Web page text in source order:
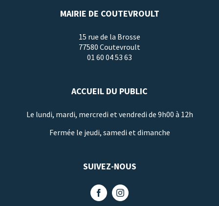
MAIRIE DE COUTEVROULT
15 rue de la Brosse
77580 Coutevroult
01 60 04 53 63
ACCUEIL DU PUBLIC
Le lundi, mardi, mercredi et vendredi de 9h00 à 12h
Fermée le jeudi, samedi et dimanche
SUIVEZ-NOUS